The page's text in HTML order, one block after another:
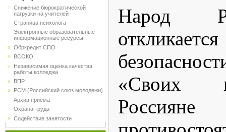
Снижение бюрократической
нагрузки на учителей
Страница психолога
Электронные образовательные
информационные ресурсы
Обркредит СПО
ВСОКО
Независимая оценка качества
работы колледжа
ВПР
РСМ (Российский союз молодежи)
Архив приема
Охрана труда
Содействие занятости
Народ
«Своих